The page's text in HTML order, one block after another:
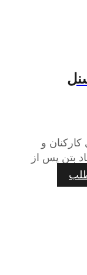
و
بتن پس از